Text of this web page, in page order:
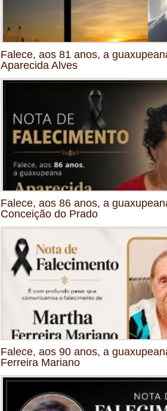
Falece, aos 81 anos, a
Aparecida Alves
Falece, aos 86 anos, a
Conceição do Prado
Falece, aos 90 anos, a
Ferreira Mariano